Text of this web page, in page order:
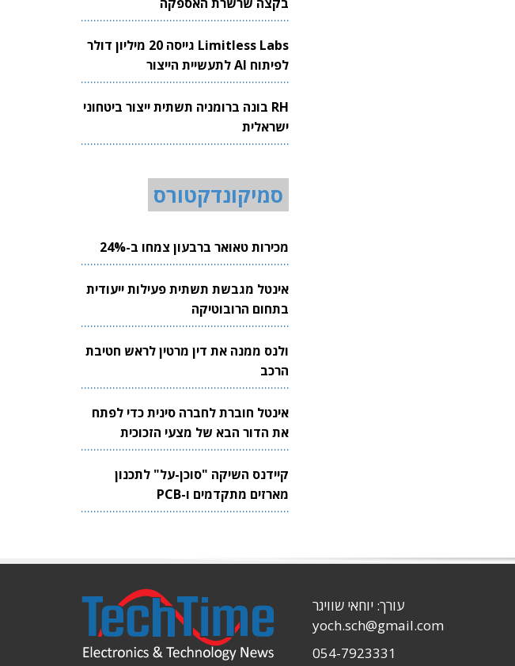
Limitless Labs גייסה 20 מיליון דולר
לפיתוח AI לתעשיית הייצור
RH בונה ברומניה תשתית ייצור ביטחוני
ישראלית
סמיקונדקטורס
מכירות טאואר ברבעון צמחו ב-24%
אינטל מגבשת תשתית פעילות ייעודית
בתחום הרובוטיקה
ולנס ממנה את דין מרטין לראש חטיבת
הרכב
אינטל חוברת לחברה סינית כדי לפתח
את הדור הבא של מצעי הזכוכית
לשבבים
קיידנס השיקה "סוכן-על" לתכנון
מארזים מתקדמים ו-PCB
עורך: יוחאי שוויגר
yoch.sch@gmail.com
054-7923331